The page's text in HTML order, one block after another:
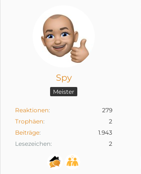
Spy
Meister
Reaktionen
279
Trophäen
2
Beiträge
1.943
Lesezeichen
2